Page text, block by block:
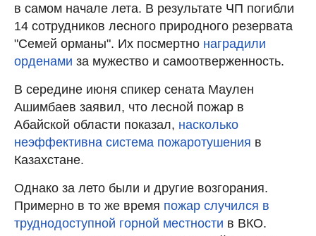
в самом начале лета. В результате ЧП погибли
14 сотрудников лесного природного резервата
"Семей орманы". Их посмертно наградили
орденами за мужество и самоотверженность.
В середине июня спикер сената Маулен
Ашимбаев заявил, что лесной пожар в
Абайской области показал, насколько
неэффективна система пожаротушения в
Казахстане.
Однако за лето были и другие возгорания.
Примерно в то же время пожар случился в
труднодоступной горной местности в ВКО.